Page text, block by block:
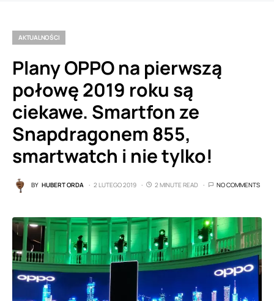
AKTUALNOŚCI
Plany OPPO na pierwszą
połowę 2019 roku są
ciekawe. Smartfon ze
Snapdragonem 855,
smartwatch i nie tylko!
BY HUBERT ORDA 2 LUTEGO 2019 2 MINUTE READ NO COMMENTS